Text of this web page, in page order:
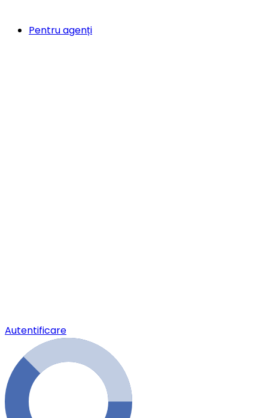
Pentru agenți
Autentificare